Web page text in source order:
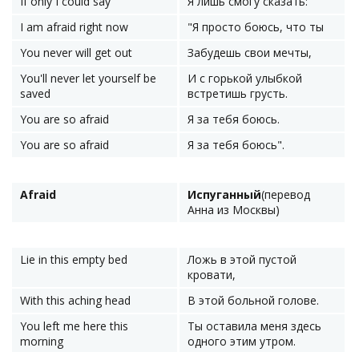
I am afraid right now
"Я просто боюсь, что ты
You never will get out
Забудешь свои мечты,
You'll never let yourself be
saved
И с горькой улыбкой
встретишь грусть.
You are so afraid
Я за тебя боюсь.
You are so afraid
Я за тебя боюсь".
Afraid Испуганный(перевод
Анна из Москвы)
Lie in this empty bed
Ложь в этой пустой
кровати,
With this aching head
В этой больной голове.
You left me here this
morning
Ты оставила меня здесь
одного этим утром.